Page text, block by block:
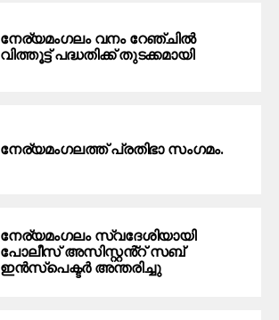
നേര്യമംഗലം വനം റേഞ്ചിൽ
വിത്തൂട്ട് പദ്ധതിക്ക് തുടക്കമായി
നേര്യമംഗലത്ത് പ്രതിഭാ സംഗമം.
നേര്യമംഗലം സ്വദേശിയായി
പോലീസ് അസിസ്റ്റൻ്റ് സബ്
ഇൻസ്പെക്ടർ അന്തരിച്ചു